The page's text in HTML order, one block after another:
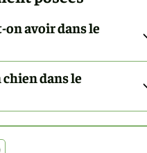
on avoir dans le
dans le